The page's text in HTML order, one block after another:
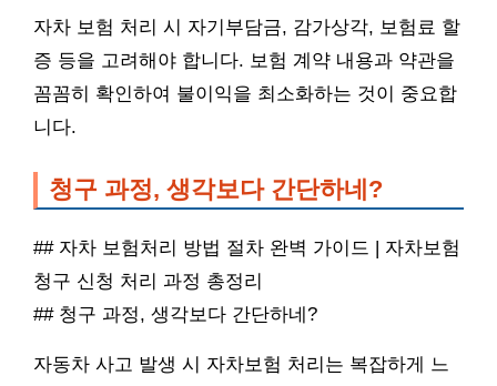
자차 보험 처리 시 자기부담금, 감가상각, 보험료 할
증 등을 고려해야 합니다. 보험 계약 내용과 약관을
꼼꼼히 확인하여 불이익을 최소화하는 것이 중요합
니다.
청구 과정, 생각보다 간단하네?
## 자차 보험처리 방법 절차 완벽 가이드 | 자차보험
청구 신청 처리 과정 총정리
## 청구 과정, 생각보다 간단하네?
자동차 사고 발생 시 자차보험 처리는 복잡하게 느